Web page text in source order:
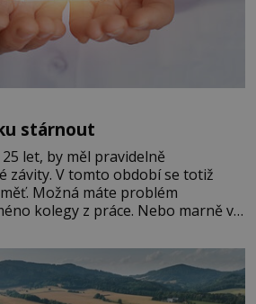
stárnout
let, by měl pravidelně
závity. V tomto období se totiž
Možná máte problém
kolegy z práce. Nebo marně v
jako kdyby se paměť